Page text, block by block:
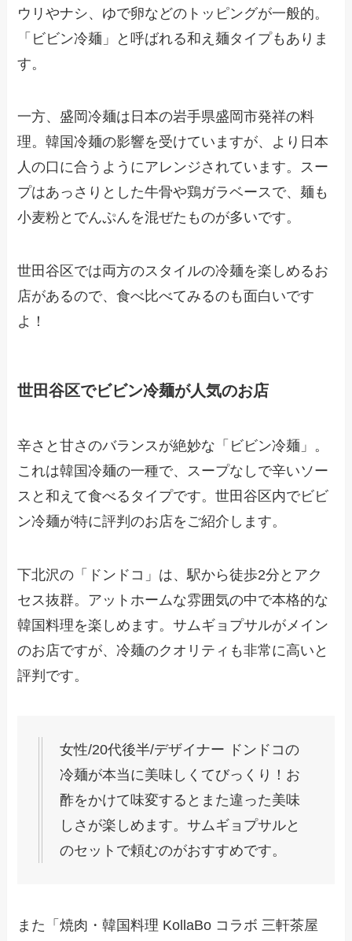
ウリやナシ、ゆで卵などのトッピングが一般的。
「ビビン冷麺」と呼ばれる和え麺タイプもありま
す。
一方、盛岡冷麺は日本の岩手県盛岡市発祥の料
理。韓国冷麺の影響を受けていますが、より日本
人の口に合うようにアレンジされています。スー
プはあっさりとした牛骨や鶏ガラベースで、麺も
小麦粉とでんぷんを混ぜたものが多いです。
世田谷区では両方のスタイルの冷麺を楽しめるお
店があるので、食べ比べてみるのも面白いです
よ！
世田谷区でビビン冷麺が人気のお店
辛さと甘さのバランスが絶妙な「ビビン冷麺」。
これは韓国冷麺の一種で、スープなしで辛いソー
スと和えて食べるタイプです。世田谷区内でビビ
ン冷麺が特に評判のお店をご紹介します。
下北沢の「ドンドコ」は、駅から徒歩2分とアク
セス抜群。アットホームな雰囲気の中で本格的な
韓国料理を楽しめます。サムギョプサルがメイン
のお店ですが、冷麺のクオリティも非常に高いと
評判です。
女性/20代後半/デザイナー ドンドコの
冷麺が本当に美味しくてびっくり！お
酢をかけて味変するとまた違った美味
しさが楽しめます。サムギョプサルと
のセットで頼むのがおすすめです。
また「焼肉・韓国料理 KollaBo コラボ 三軒茶屋